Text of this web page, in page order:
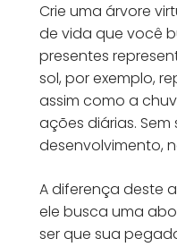
Crie uma árvore
de vida que você
presentes
sol, por exemplo,
assim como a
ações diárias.
desenvolvimento,
A diferença deste
ele busca uma
ser que sua